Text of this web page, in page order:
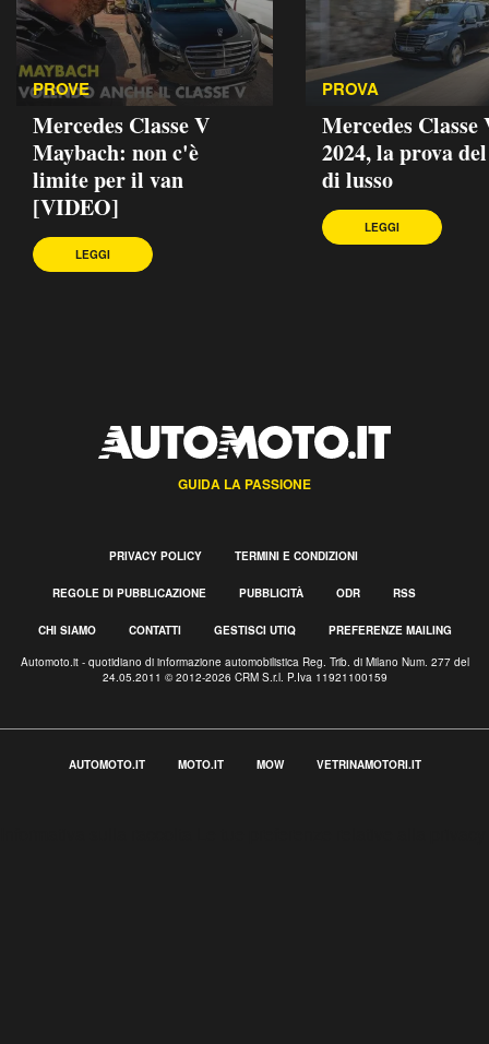
PROVE
Mercedes Classe V
Maybach: non c'è
limite per il van
[VIDEO]
LEGGI
PROVA
Mercedes Classe
2024, la prova
di lusso
LEGGI
GUIDA LA PASSIONE
PRIVACY POLICY TERMINI E CONDIZIONI
REGOLE DI PUBBLICAZIONE PUBBLICITÀ ODR RSS
CHI SIAMO CONTATTI GESTISCI UTIQ PREFERENZE MAILING
Automoto.it - quotidiano di informazione automobilistica Reg. Trib. di Milano Num. 277 del
24.05.2011 © 2012-2026 CRM S.r.l. P.Iva 11921100159
AUTOMOTO.IT MOTO.IT MOW VETRINAMOTORI.IT